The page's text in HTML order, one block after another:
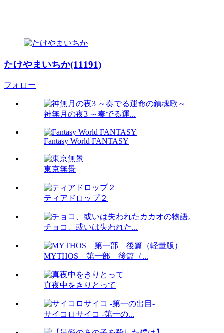
たけやまいちか(11191)
フォロー
神無月の夜3 ～奏でる運...
Fantasy World FANTASY
東京無景
ティアドロップ２
チョコ、或いは失われた...
MYTHOS 第一部 後篇（...
真夜中をきりとって
サイコロサイコ -第一の...